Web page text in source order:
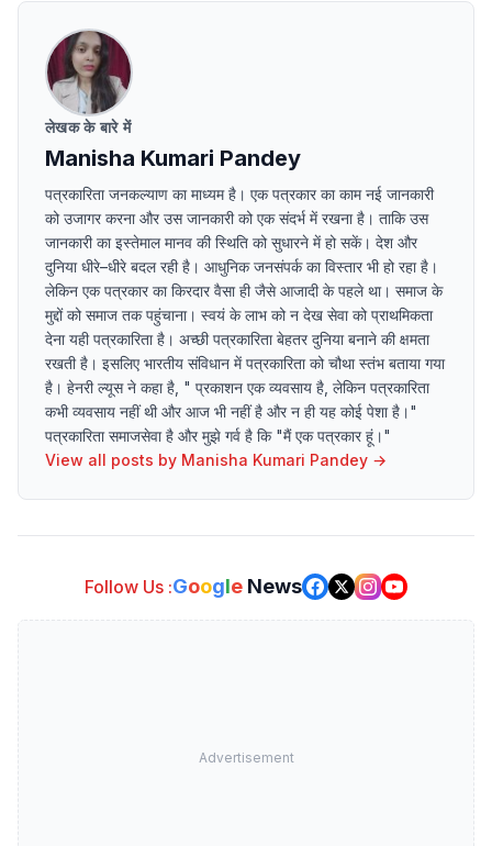
लेखक के बारे में
Manisha Kumari Pandey
पत्रकारिता जनकल्याण का माध्यम है। एक पत्रकार का काम नई जानकारी
को उजागर करना और उस जानकारी को एक संदर्भ में रखना है। ताकि उस
जानकारी का इस्तेमाल मानव की स्थिति को सुधारने में हो सकें। देश और
दुनिया धीरे–धीरे बदल रही है। आधुनिक जनसंपर्क का विस्तार भी हो रहा है।
लेकिन एक पत्रकार का किरदार वैसा ही जैसे आजादी के पहले था। समाज के
मुद्दों को समाज तक पहुंचाना। स्वयं के लाभ को न देख सेवा को प्राथमिकता
देना यही पत्रकारिता है। अच्छी पत्रकारिता बेहतर दुनिया बनाने की क्षमता
रखती है। इसलिए भारतीय संविधान में पत्रकारिता को चौथा स्तंभ बताया गया
है। हेनरी ल्यूस ने कहा है, " प्रकाशन एक व्यवसाय है, लेकिन पत्रकारिता
कभी व्यवसाय नहीं थी और आज भी नहीं है और न ही यह कोई पेशा है।"
पत्रकारिता समाजसेवा है और मुझे गर्व है कि "मैं एक पत्रकार हूं।"
View all posts by Manisha Kumari Pandey →
Follow Us :Google News
Advertisement